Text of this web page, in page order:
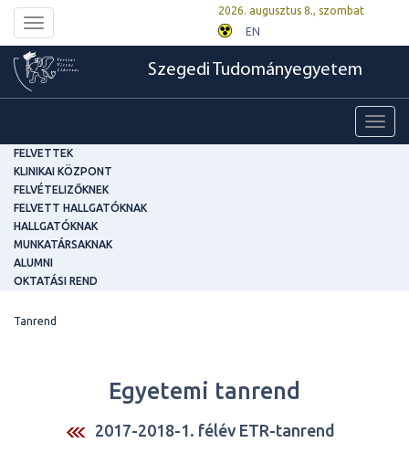
Toggle
navigation
2026. augusztus 8., szombat
EN
Szegedi Tudományegyetem
FELVETTEK
KLINIKAI KÖZPONT
FELVÉTELIZŐKNEK
FELVETT HALLGATÓKNAK
HALLGATÓKNAK
MUNKATÁRSAKNAK
ALUMNI
OKTATÁSI REND
Tanrend
Egyetemi tanrend
2017-2018-1. félév ETR-tanrend